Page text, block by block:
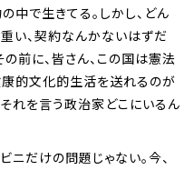
中で生きてる。しかし、どん
い、契約なんかないはずだ
前に、皆さん、この国は憲法
康的文化的生活を送れるのが
れを言う政治家どこにいるん
ニだけの問題じゃない。今、